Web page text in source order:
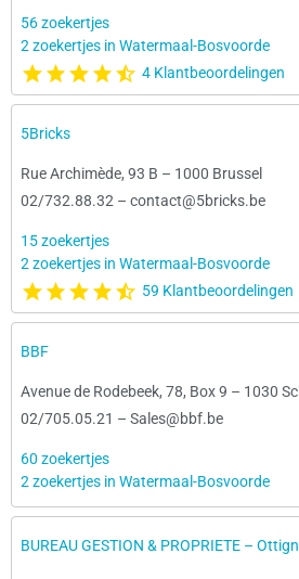
56 zoekertjes
2 zoekertjes in Watermaal-Bosvoorde
4 Klantbeoordelingen
5Bricks
Rue Archimède, 93 B – 1000 Brussel
02/732.88.32 – contact@5bricks.be
15 zoekertjes
2 zoekertjes in Watermaal-Bosvoorde
59 Klantbeoordelingen
BBF
Avenue de Rodebeek, 78, Box 9 – 1030
02/705.05.21 – Sales@bbf.be
60 zoekertjes
2 zoekertjes in Watermaal-Bosvoorde
BUREAU GESTION & PROPRIETE –